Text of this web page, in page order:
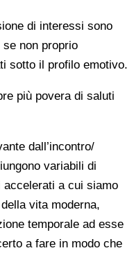
di interessi sono
non proprio
sotto il profilo emotivo.
più povera di saluti
dall’incontro/
variabili di
a cui siamo
vita moderna,
temporale ad esse
a fare in modo che